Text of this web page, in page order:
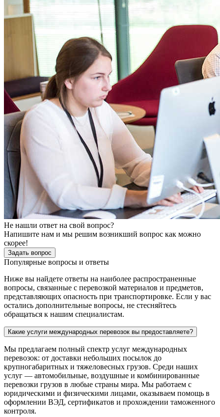
Не нашли ответ на свой вопрос?
Напишите нам и мы решим возникший вопрос как можно
скорее!
Задать вопрос
Популярные вопросы и ответы
Ниже вы найдете ответы на наиболее распространенные
вопросы, связанные с перевозкой материалов и предметов,
представляющих опасность при транспортировке. Если у вас
остались дополнительные вопросы, не стесняйтесь
обращаться к нашим специалистам.
Какие услуги международных перевозок вы предоставляете?
Мы предлагаем полный спектр услуг международных
перевозок: от доставки небольших посылок до
крупногабаритных и тяжеловесных грузов. Среди наших
услуг — автомобильные, воздушные и комбинированные
перевозки грузов в любые страны мира. Мы работаем с
юридическими и физическими лицами, оказываем помощь в
оформлении ВЭД, сертификатов и прохождении таможенного
контроля.